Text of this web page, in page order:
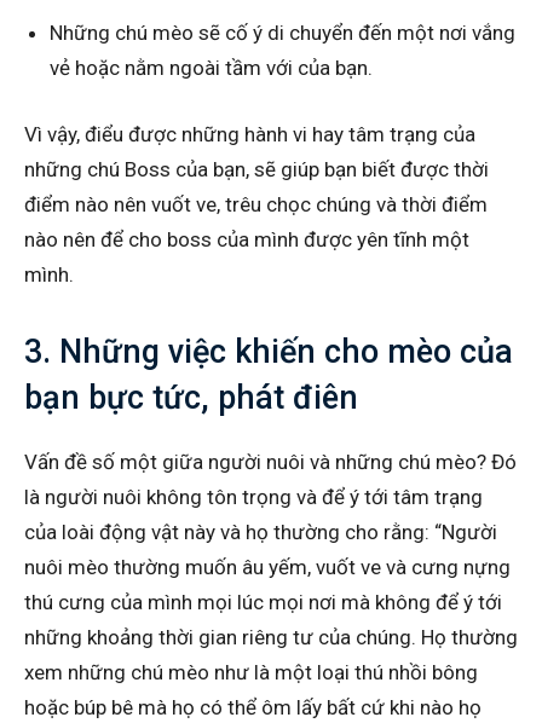
Những chú mèo sẽ cố ý di chuyển đến một nơi vắng
vẻ hoặc nằm ngoài tầm với của bạn.
Vì vậy, điểu được những hành vi hay tâm trạng của
những chú Boss của bạn, sẽ giúp bạn biết được thời
điểm nào nên vuốt ve, trêu chọc chúng và thời điểm
nào nên để cho boss của mình được yên tĩnh một
mình.
3. Những việc khiến cho mèo của
bạn bực tức, phát điên
Vấn đề số một giữa người nuôi và những chú mèo? Đó
là người nuôi không tôn trọng và để ý tới tâm trạng
của loài động vật này và họ thường cho rằng: “Người
nuôi mèo thường muốn âu yếm, vuốt ve và cưng nựng
thú cưng của mình mọi lúc mọi nơi mà không để ý tới
những khoảng thời gian riêng tư của chúng. Họ thường
xem những chú mèo như là một loại thú nhồi bông
hoặc búp bê mà họ có thể ôm lấy bất cứ khi nào họ